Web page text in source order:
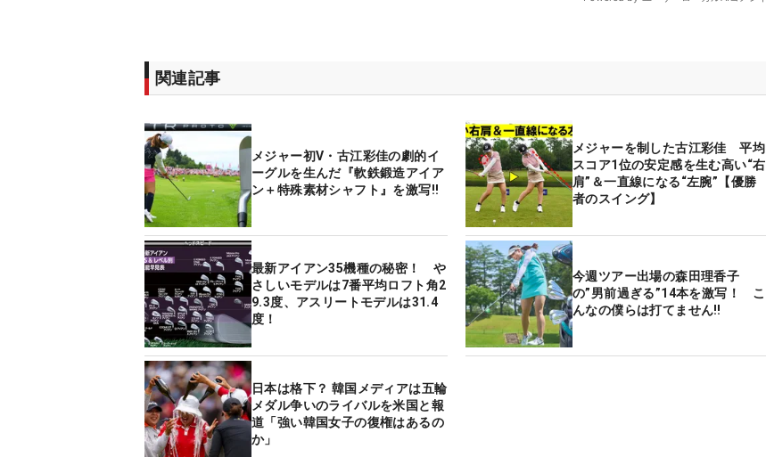
関連記事
メジャー初V・古江彩佳の劇的イ
ーグルを生んだ『軟鉄鍛造アイア
ン＋特殊素材シャフト』を激写‼
メジャーを制した古江彩佳 平均
スコア1位の安定感を生む高い“右
肩”＆一直線になる“左腕”【優勝
者のスイング】
最新アイアン35機種の秘密！ や
さしいモデルは7番平均ロフト角2
9.3度、アスリートモデルは31.4
度！
今週ツアー出場の森田理香子
の”男前過ぎる”14本を激写！ こ
んなの僕らは打てません‼
日本は格下？ 韓国メディアは五輪
メダル争いのライバルを米国と報
道「強い韓国女子の復権はあるの
か」